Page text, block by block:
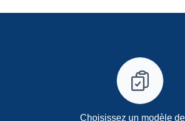
Choisissez un modèle